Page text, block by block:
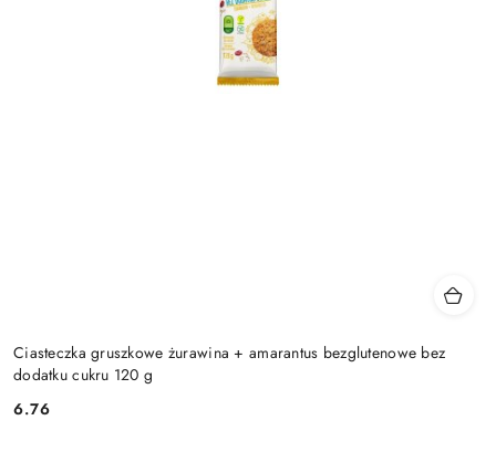
Ciasteczka gruszkowe żurawina + amarantus bezglutenowe bez
dodatku cukru 120 g
Cena:
6.76